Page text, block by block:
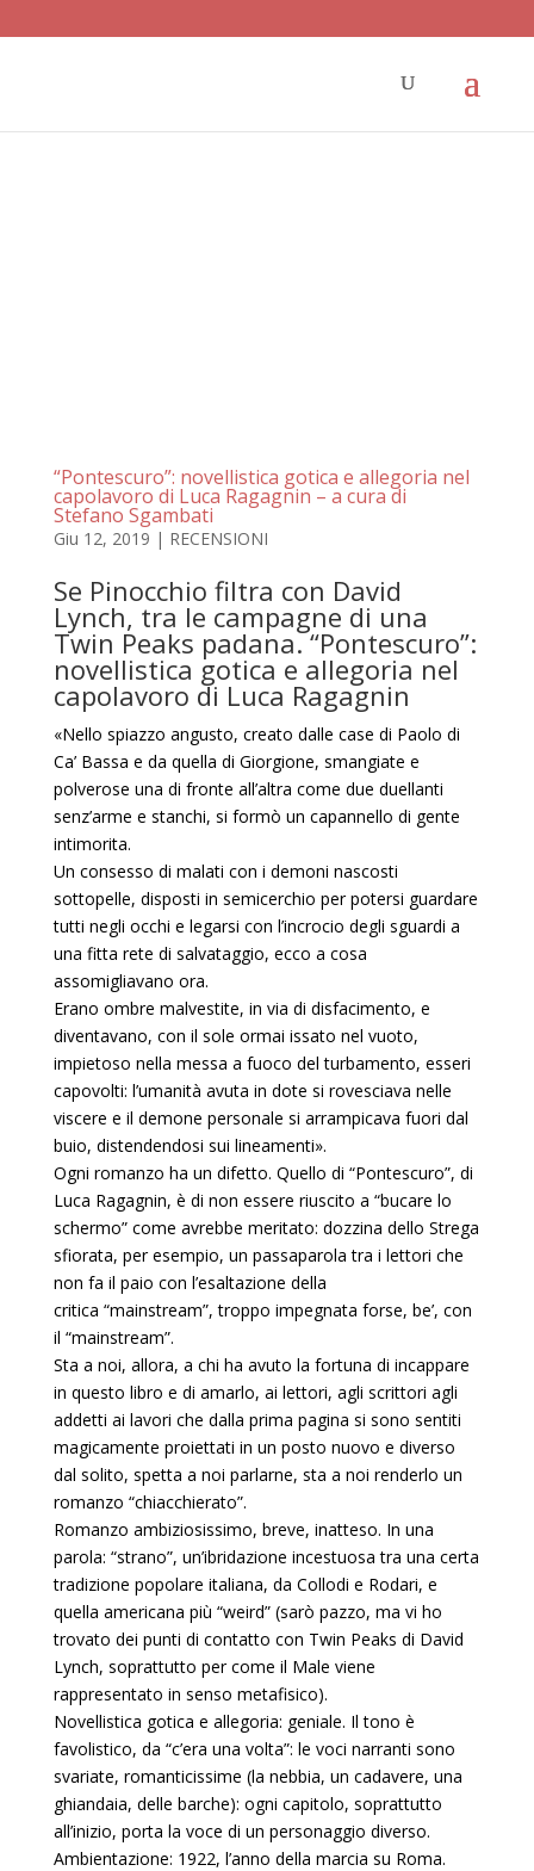
“Pontescuro”: novellistica gotica e allegoria nel
capolavoro di Luca Ragagnin – a cura di
Stefano Sgambati
Giu 12, 2019 | RECENSIONI
Se Pinocchio filtra con David
Lynch, tra le campagne di una
Twin Peaks padana. “Pontescuro”:
novellistica gotica e allegoria nel
capolavoro di Luca Ragagnin
«Nello spiazzo angusto, creato dalle case di Paolo di
Ca’ Bassa e da quella di Giorgione, smangiate e
polverose una di fronte all’altra come due duellanti
senz’arme e stanchi, si formò un capannello di gente
intimorita.
Un consesso di malati con i demoni nascosti
sottopelle, disposti in semicerchio per potersi guardare
tutti negli occhi e legarsi con l’incrocio degli sguardi a
una fitta rete di salvataggio, ecco a cosa
assomigliavano ora.
Erano ombre malvestite, in via di disfacimento, e
diventavano, con il sole ormai issato nel vuoto,
impietoso nella messa a fuoco del turbamento, esseri
capovolti: l’umanità avuta in dote si rovesciava nelle
viscere e il demone personale si arrampicava fuori dal
buio, distendendosi sui lineamenti».
Ogni romanzo ha un difetto. Quello di “Pontescuro”, di
Luca Ragagnin, è di non essere riuscito a “bucare lo
schermo” come avrebbe meritato: dozzina dello Strega
sfiorata, per esempio, un passaparola tra i lettori che
non fa il paio con l’esaltazione della
critica “mainstream”, troppo impegnata forse, be’, con
il “mainstream”.
Sta a noi, allora, a chi ha avuto la fortuna di incappare
in questo libro e di amarlo, ai lettori, agli scrittori agli
addetti ai lavori che dalla prima pagina si sono sentiti
magicamente proiettati in un posto nuovo e diverso
dal solito, spetta a noi parlarne, sta a noi renderlo un
romanzo “chiacchierato”.
Romanzo ambiziosissimo, breve, inatteso. In una
parola: “strano”, un’ibridazione incestuosa tra una certa
tradizione popolare italiana, da Collodi e Rodari, e
quella americana più “weird” (sarò pazzo, ma vi ho
trovato dei punti di contatto con Twin Peaks di David
Lynch, soprattutto per come il Male viene
rappresentato in senso metafisico).
Novellistica gotica e allegoria: geniale. Il tono è
favolistico, da “c’era una volta”: le voci narranti sono
svariate, romanticissime (la nebbia, un cadavere, una
ghiandaia, delle barche): ogni capitolo, soprattutto
all’inizio, porta la voce di un personaggio diverso.
Ambientazione: 1922, l’anno della marcia su Roma.